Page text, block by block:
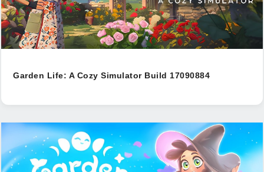
Garden Life: A Cozy Simulator Build 17090884